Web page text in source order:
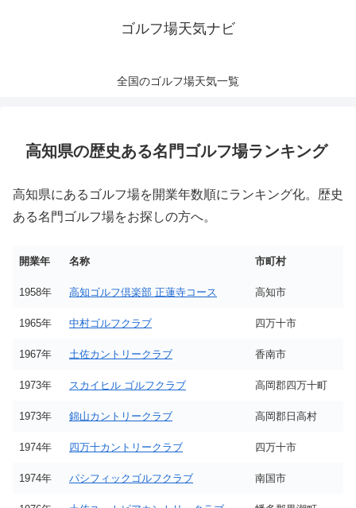
ゴルフ場天気ナビ
全国のゴルフ場天気一覧
高知県の歴史ある名門ゴルフ場ランキング
高知県にあるゴルフ場を開業年数順にランキング化。歴史
ある名門ゴルフ場をお探しの方へ。
開業年 名称 市町村
1958年 高知ゴルフ倶楽部 正蓮寺コース 高知市
1965年 中村ゴルフクラブ 四万十市
1967年 土佐カントリークラブ 香南市
1973年 スカイヒル ゴルフクラブ 高岡郡四万十町
1973年 錦山カントリークラブ 高岡郡日高村
1974年 四万十カントリークラブ 四万十市
1974年 パシフィックゴルフクラブ 南国市